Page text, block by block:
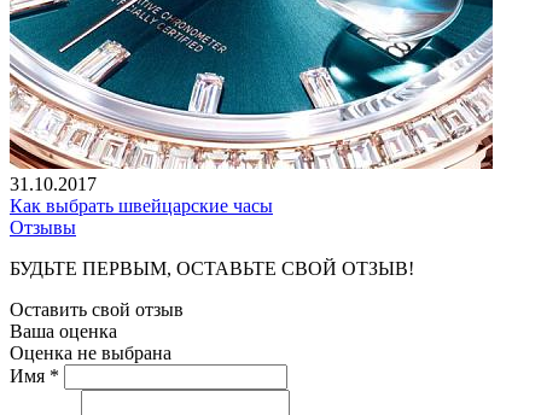
31.10.2017
Как выбрать швейцарские часы
Отзывы
БУДЬТЕ ПЕРВЫМ, ОСТАВЬТЕ СВОЙ ОТЗЫВ!
Оставить свой отзыв
Ваша оценка
Оценка не выбрана
Имя *